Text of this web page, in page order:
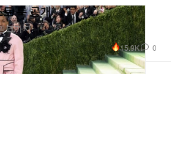
룩 공개
크까지.
15.9K 0